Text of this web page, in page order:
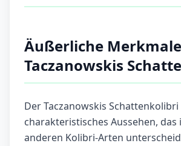
Äußerliche
Taczanowskis
Der Taczanowskis
charakteristisches Aussehen, das
anderen Kolibri-Arten